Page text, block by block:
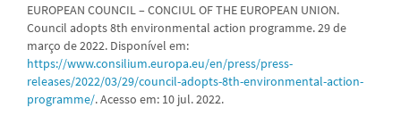
EUROPEAN COUNCIL – CONCIUL OF THE EUROPEAN UNION.
Council adopts 8th environmental action programme. 29 de
março de 2022. Disponível em:
https://www.consilium.europa.eu/en/press/press-
releases/2022/03/29/council-adopts-8th-environmental-action-
programme/. Acesso em: 10 jul. 2022.